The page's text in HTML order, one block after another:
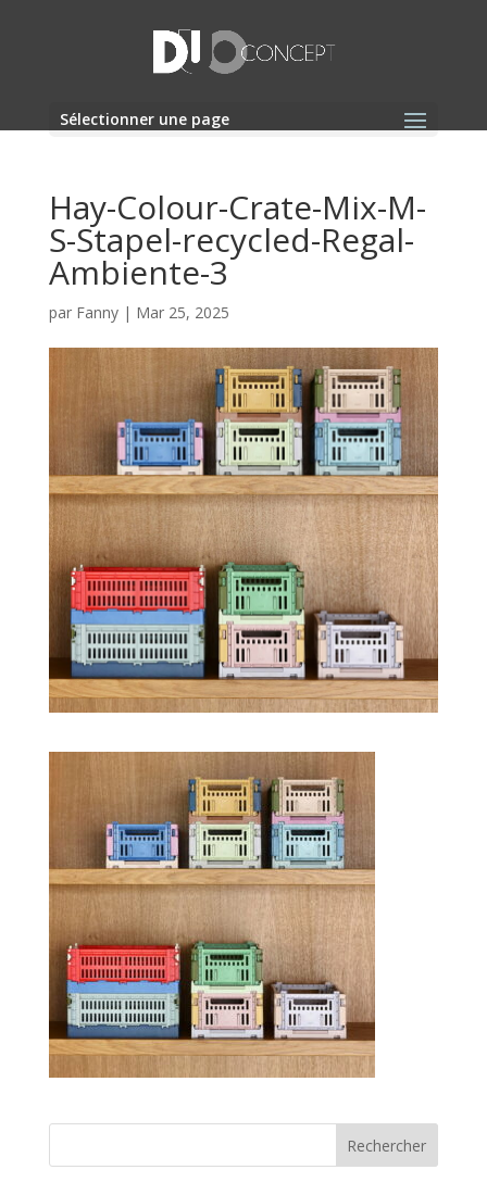
Sélectionner une page
Hay-Colour-Crate-Mix-M-
S-Stapel-recycled-Regal-
Ambiente-3
par Fanny| Mar 25, 2025